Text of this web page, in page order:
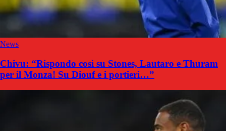
News
Chivu: “Rispondo così su Stones, Lautaro e Thuram
per il Monza! Su Diouf e i portieri…”